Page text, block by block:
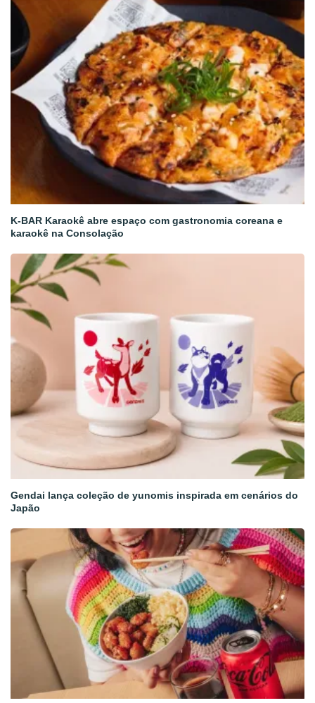
K-BAR Karaokê abre espaço com gastronomia coreana e
karaokê na Consolação
Gendai lança coleção de yunomis inspirada em cenários do
Japão